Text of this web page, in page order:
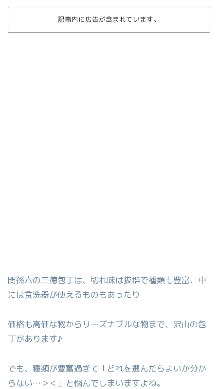
記事内に広告が含まれています。
関孫六の三徳包丁は、切れ味は抜群で種類も豊富、中
には食洗器が使えるものもあったり
価格も高価な物からリーズナブルな物まで、沢山の包
丁があります♪
でも、種類が豊富過ぎて「どれを選んだらよいか分か
らない…＞＜」と悩んでしまいますよね。